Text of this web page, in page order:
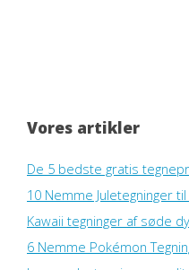
Vores artikler
De 5 bedste gratis
10 Nemme Juletegninger
Kawaii tegninger af søde
6 Nemme Pokémon